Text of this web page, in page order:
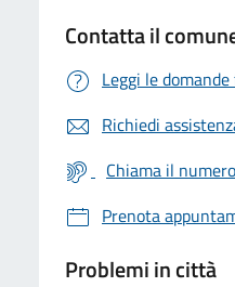
Contatta il
Leggi le
Richiedi
Chiama il
Prenota
Problemi in città